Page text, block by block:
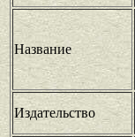
Название
Издательство